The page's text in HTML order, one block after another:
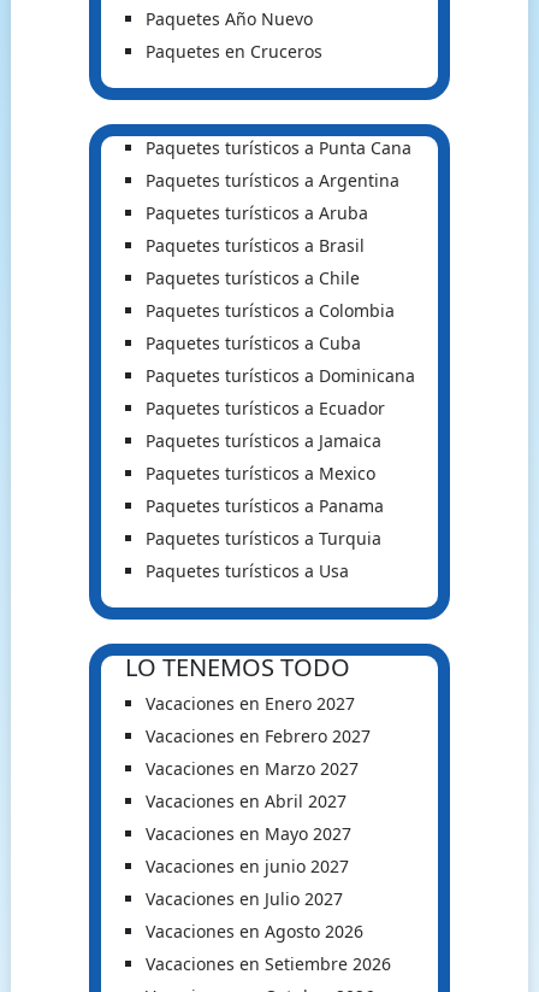
Paquetes Año Nuevo
Paquetes en Cruceros
Paquetes turísticos a Punta Cana
Paquetes turísticos a Argentina
Paquetes turísticos a Aruba
Paquetes turísticos a Brasil
Paquetes turísticos a Chile
Paquetes turísticos a Colombia
Paquetes turísticos a Cuba
Paquetes turísticos a Dominicana
Paquetes turísticos a Ecuador
Paquetes turísticos a Jamaica
Paquetes turísticos a Mexico
Paquetes turísticos a Panama
Paquetes turísticos a Turquia
Paquetes turísticos a Usa
LO TENEMOS TODO
Vacaciones en Enero 2027
Vacaciones en Febrero 2027
Vacaciones en Marzo 2027
Vacaciones en Abril 2027
Vacaciones en Mayo 2027
Vacaciones en junio 2027
Vacaciones en Julio 2027
Vacaciones en Agosto 2026
Vacaciones en Setiembre 2026